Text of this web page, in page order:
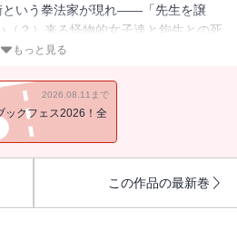
という拳法家が現れ――「先生を譲
？）来る怪物的女子達と鉤生との死
山敦支が“バトル×純愛×個性的キャ
もっと見る
2026.08.11まで
ックフェス2026！全
この作品の最新巻